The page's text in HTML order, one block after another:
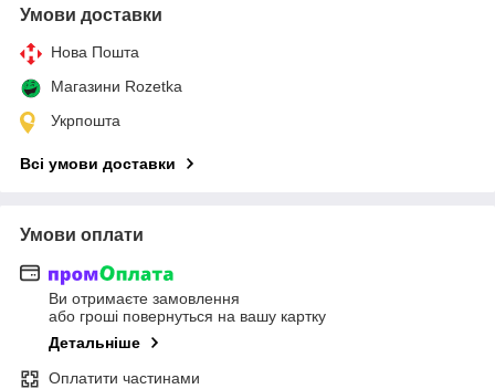
Умови доставки
Нова Пошта
Магазини Rozetka
Укрпошта
Всі умови доставки
Умови оплати
Ви отримаєте замовлення
або гроші повернуться на вашу картку
Детальніше
Оплатити частинами